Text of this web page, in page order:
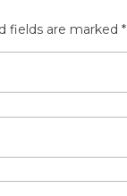
fields are marked *